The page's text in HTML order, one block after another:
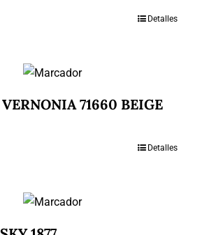
Detalles
71660 BEIGE
Detalles